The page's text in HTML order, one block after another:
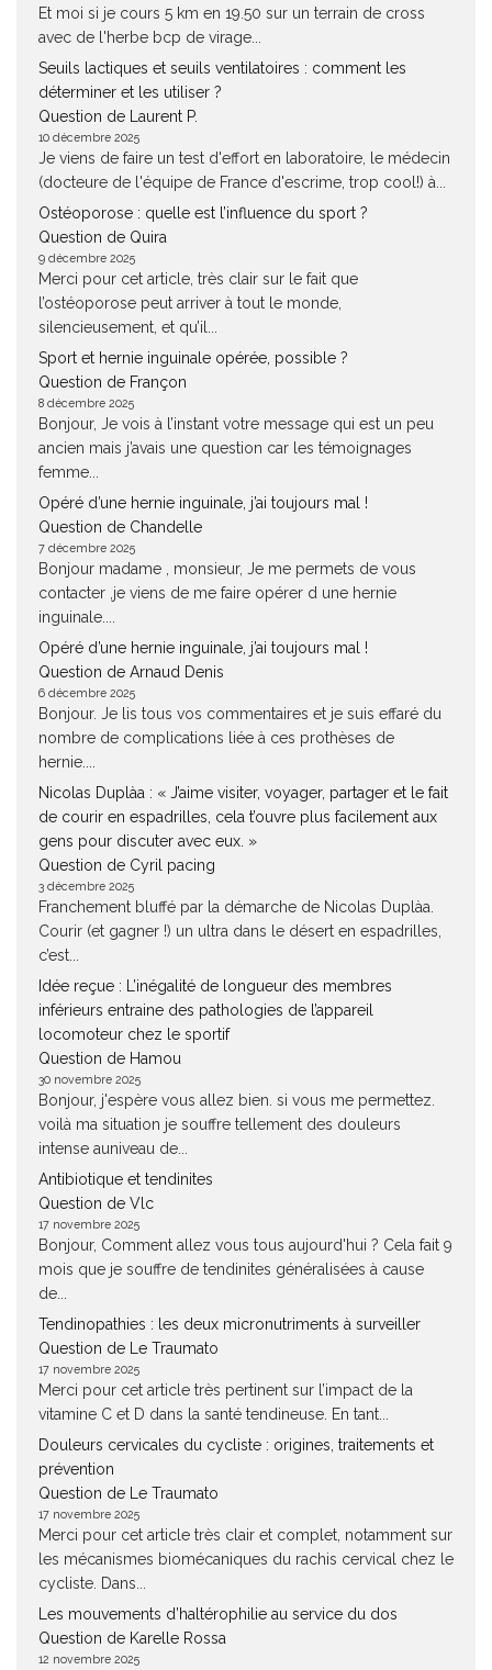
Et moi si je cours 5 km en 19.50 sur un terrain de cross
avec de l'herbe bcp de virage...
Seuils lactiques et seuils ventilatoires : comment les
déterminer et les utiliser ?
Question de Laurent P.
10 décembre 2025
Je viens de faire un test d'effort en laboratoire, le médecin
(docteure de l'équipe de France d'escrime, trop cool!) à...
Ostéoporose : quelle est l’influence du sport ?
Question de Quira
9 décembre 2025
Merci pour cet article, très clair sur le fait que
l’ostéoporose peut arriver à tout le monde,
silencieusement, et qu’il...
Sport et hernie inguinale opérée, possible ?
Question de Françon
8 décembre 2025
Bonjour, Je vois à l’instant votre message qui est un peu
ancien mais j’avais une question car les témoignages
femme...
Opéré d’une hernie inguinale, j’ai toujours mal !
Question de Chandelle
7 décembre 2025
Bonjour madame , monsieur, Je me permets de vous
contacter ,je viens de me faire opérer d une hernie
inguinale....
Opéré d’une hernie inguinale, j’ai toujours mal !
Question de Arnaud Denis
6 décembre 2025
Bonjour. Je lis tous vos commentaires et je suis effaré du
nombre de complications liée à ces prothèses de
hernie....
Nicolas Duplàa : « J’aime visiter, voyager, partager et le fait
de courir en espadrilles, cela t’ouvre plus facilement aux
gens pour discuter avec eux. »
Question de Cyril pacing
3 décembre 2025
Franchement bluffé par la démarche de Nicolas Duplàa.
Courir (et gagner !) un ultra dans le désert en espadrilles,
c’est...
Idée reçue : L’inégalité de longueur des membres
inférieurs entraine des pathologies de l’appareil
locomoteur chez le sportif
Question de Hamou
30 novembre 2025
Bonjour, j'espère vous allez bien. si vous me permettez.
voilà ma situation je souffre tellement des douleurs
intense auniveau de...
Antibiotique et tendinites
Question de Vlc
17 novembre 2025
Bonjour, Comment allez vous tous aujourd'hui ? Cela fait 9
mois que je souffre de tendinites généralisées à cause
de...
Tendinopathies : les deux micronutriments à surveiller
Question de Le Traumato
17 novembre 2025
Merci pour cet article très pertinent sur l’impact de la
vitamine C et D dans la santé tendineuse. En tant...
Douleurs cervicales du cycliste : origines, traitements et
prévention
Question de Le Traumato
17 novembre 2025
Merci pour cet article très clair et complet, notamment sur
les mécanismes biomécaniques du rachis cervical chez le
cycliste. Dans...
Les mouvements d’haltérophilie au service du dos
Question de Karelle Rossa
12 novembre 2025